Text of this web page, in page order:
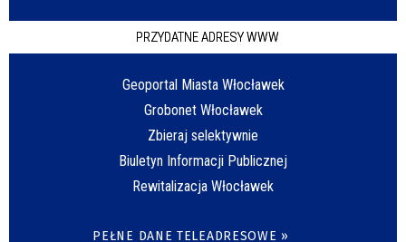
PRZYDATNE ADRESY WWW
Geoportal Miasta Włocławek
Grobonet Włocławek
Zbieraj selektywnie
Biuletyn Informacji Publicznej
Rewitalizacja Włocławek
PEŁNE DANE TELEADRESOWE »